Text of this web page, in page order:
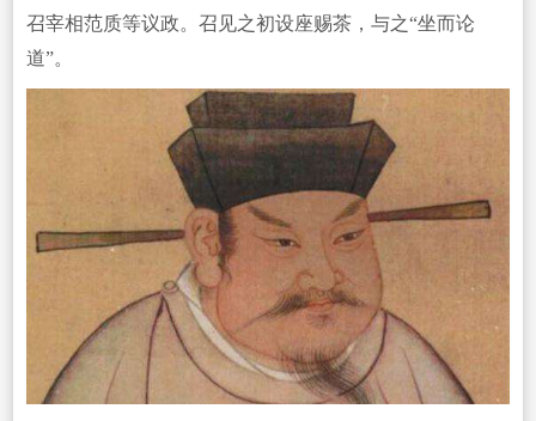
召宰相范质等议政。召见之初设座赐茶，与之“坐而论
道”。